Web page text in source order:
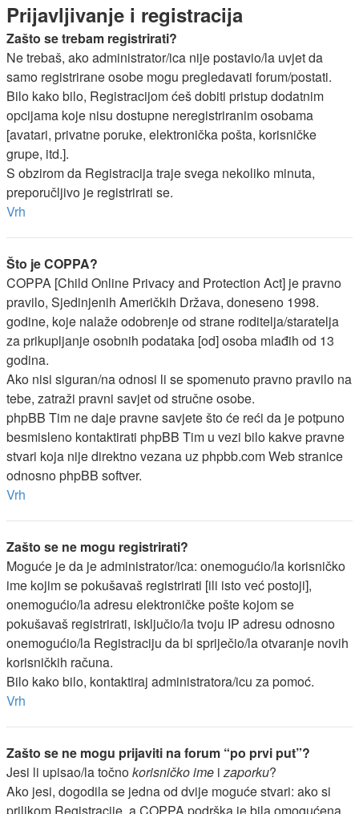
Prijavljivanje i registracija
Zašto se trebam registrirati?
Ne trebaš, ako administrator/ica nije postavio/la uvjet da
samo registrirane osobe mogu pregledavati forum/postati.
Bilo kako bilo, Registracijom ćeš dobiti pristup dodatnim
opcijama koje nisu dostupne neregistriranim osobama
[avatari, privatne poruke, elektronička pošta, korisničke
grupe, itd.].
S obzirom da Registracija traje svega nekoliko minuta,
preporučljivo je registrirati se.
Vrh
Što je COPPA?
COPPA [Child Online Privacy and Protection Act] je pravno
pravilo, Sjedinjenih Američkih Država, doneseno 1998.
godine, koje nalaže odobrenje od strane roditelja/staratelja
za prikupljanje osobnih podataka [od] osoba mlađih od 13
godina.
Ako nisi siguran/na odnosi li se spomenuto pravno pravilo na
tebe, zatraži pravni savjet od stručne osobe.
phpBB Tim ne daje pravne savjete što će reći da je potpuno
besmisleno kontaktirati phpBB Tim u vezi bilo kakve pravne
stvari koja nije direktno vezana uz phpbb.com Web stranice
odnosno phpBB softver.
Vrh
Zašto se ne mogu registrirati?
Moguće je da je administrator/ica: onemogućio/la korisničko
ime kojim se pokušavaš registrirati [ili isto već postoji],
onemogućio/la adresu elektroničke pošte kojom se
pokušavaš registrirati, isključio/la tvoju IP adresu odnosno
onemogućio/la Registraciju da bi spriječio/la otvaranje novih
korisničkih računa.
Bilo kako bilo, kontaktiraj administratora/icu za pomoć.
Vrh
Zašto se ne mogu prijaviti na forum “po prvi put”?
Jesi li upisao/la točnokorisničko ime izaporku?
Ako jesi, dogodila se jedna od dvije moguće stvari: ako si